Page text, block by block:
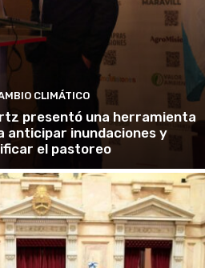
CLIMÁTICO
presentó una herramienta
anticipar inundaciones y
el pastoreo